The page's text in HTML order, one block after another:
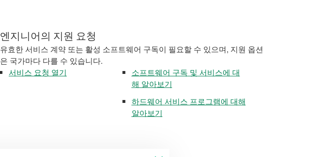
엔지니어의 지원 요청
유효한 서비스 계약 또는 활성 소프트웨어 구독이 필요할 수 있으며, 지원 옵션
은 국가마다 다를 수 있습니다.
서비스 요청 열기
소프트웨어 구독 및 서비스에 대
해 알아보기
하드웨어 서비스 프로그램에 대해
알아보기